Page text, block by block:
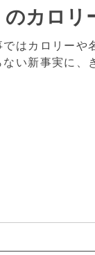
カロ
はカロリー
い新事実に、